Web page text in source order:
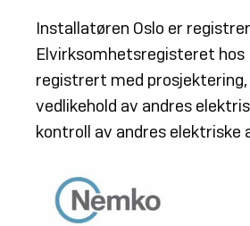
Installatøren Oslo er
Elvirksomhetsregisteret hos
registrert med prosjektering,
vedlikehold av andres
kontroll av andres elektriske